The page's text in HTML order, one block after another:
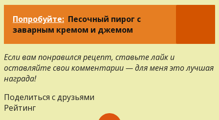
Попробуйте: Песочный пирог с
заварным кремом и джемом
Если вам понравился рецепт, ставьте лайк и
оставляйте свои комментарии — для меня это лучшая
награда!
Поделиться с друзьями
Рейтинг